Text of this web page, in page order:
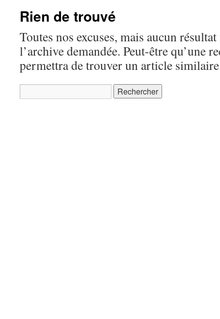
Rien de trouvé
Toutes nos excuses, mais aucun
l’archive demandée. Peut-être qu’une
permettra de trouver un article